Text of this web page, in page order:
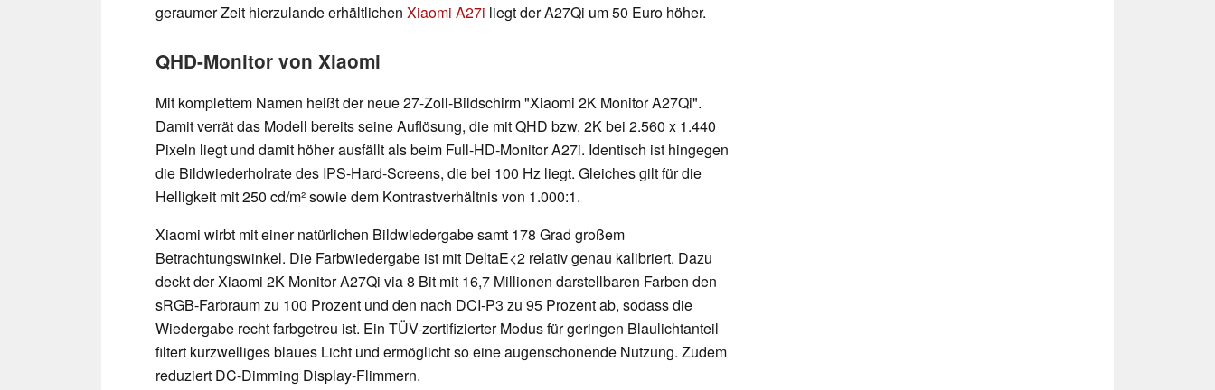
geraumer Zeit hierzulande erhältlichen Xiaomi A27i liegt der A27Qi um 50 Euro höher.
QHD-Monitor von Xiaomi
Mit komplettem Namen heißt der neue 27-Zoll-Bildschirm "Xiaomi 2K Monitor A27Qi".
Damit verrät das Modell bereits seine Auflösung, die mit QHD bzw. 2K bei 2.560 x 1.440
Pixeln liegt und damit höher ausfällt als beim Full-HD-Monitor A27i. Identisch ist hingegen
die Bildwiederholrate des IPS-Hard-Screens, die bei 100 Hz liegt. Gleiches gilt für die
Helligkeit mit 250 cd/m² sowie dem Kontrastverhältnis von 1.000:1.
Xiaomi wirbt mit einer natürlichen Bildwiedergabe samt 178 Grad großem
Betrachtungswinkel. Die Farbwiedergabe ist mit DeltaE<2 relativ genau kalibriert. Dazu
deckt der Xiaomi 2K Monitor A27Qi via 8 Bit mit 16,7 Millionen darstellbaren Farben den
sRGB-Farbraum zu 100 Prozent und den nach DCI-P3 zu 95 Prozent ab, sodass die
Wiedergabe recht farbgetreu ist. Ein TÜV-zertifizierter Modus für geringen Blaulichtanteil
filtert kurzwelliges blaues Licht und ermöglicht so eine augenschonende Nutzung. Zudem
reduziert DC-Dimming Display-Flimmern.